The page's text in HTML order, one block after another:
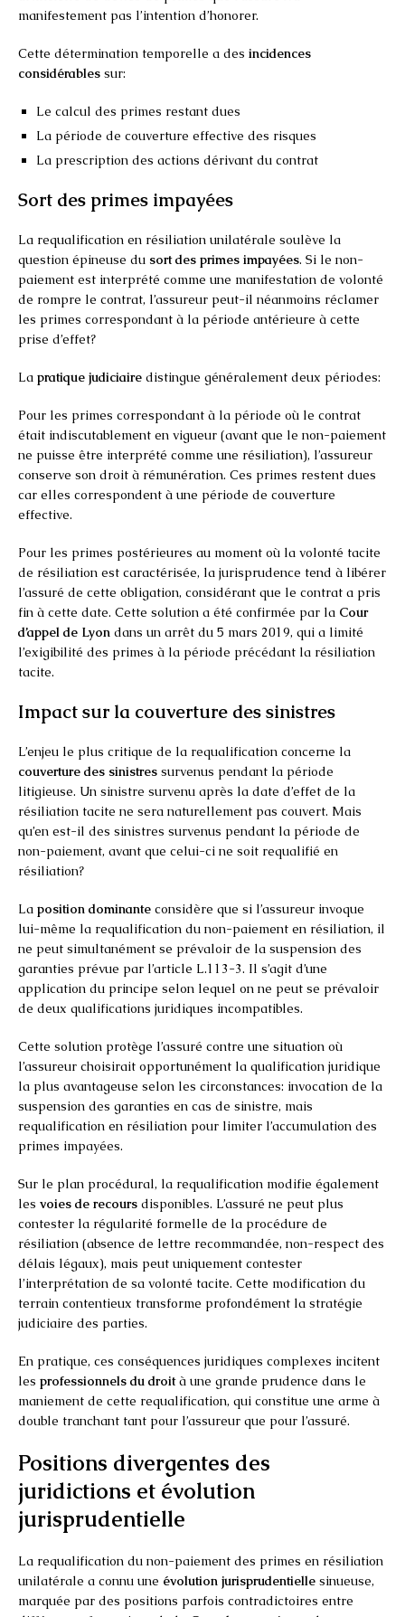
manifestement pas l’intention d’honorer.
Cette détermination temporelle a des incidences
considérables sur:
Le calcul des primes restant dues
La période de couverture effective des risques
La prescription des actions dérivant du contrat
Sort des primes impayées
La requalification en résiliation unilatérale soulève la
question épineuse du sort des primes impayées. Si le non-
paiement est interprété comme une manifestation de volonté
de rompre le contrat, l’assureur peut-il néanmoins réclamer
les primes correspondant à la période antérieure à cette
prise d’effet?
La pratique judiciaire distingue généralement deux périodes:
Pour les primes correspondant à la période où le contrat
était indiscutablement en vigueur (avant que le non-paiement
ne puisse être interprété comme une résiliation), l’assureur
conserve son droit à rémunération. Ces primes restent dues
car elles correspondent à une période de couverture
effective.
Pour les primes postérieures au moment où la volonté tacite
de résiliation est caractérisée, la jurisprudence tend à libérer
l’assuré de cette obligation, considérant que le contrat a pris
fin à cette date. Cette solution a été confirmée par la Cour
d’appel de Lyon dans un arrêt du 5 mars 2019, qui a limité
l’exigibilité des primes à la période précédant la résiliation
tacite.
Impact sur la couverture des sinistres
L’enjeu le plus critique de la requalification concerne la
couverture des sinistres survenus pendant la période
litigieuse. Un sinistre survenu après la date d’effet de la
résiliation tacite ne sera naturellement pas couvert. Mais
qu’en est-il des sinistres survenus pendant la période de
non-paiement, avant que celui-ci ne soit requalifié en
résiliation?
La position dominante considère que si l’assureur invoque
lui-même la requalification du non-paiement en résiliation, il
ne peut simultanément se prévaloir de la suspension des
garanties prévue par l’article L.113-3. Il s’agit d’une
application du principe selon lequel on ne peut se prévaloir
de deux qualifications juridiques incompatibles.
Cette solution protège l’assuré contre une situation où
l’assureur choisirait opportunément la qualification juridique
la plus avantageuse selon les circonstances: invocation de la
suspension des garanties en cas de sinistre, mais
requalification en résiliation pour limiter l’accumulation des
primes impayées.
Sur le plan procédural, la requalification modifie également
les voies de recours disponibles. L’assuré ne peut plus
contester la régularité formelle de la procédure de
résiliation (absence de lettre recommandée, non-respect des
délais légaux), mais peut uniquement contester
l’interprétation de sa volonté tacite. Cette modification du
terrain contentieux transforme profondément la stratégie
judiciaire des parties.
En pratique, ces conséquences juridiques complexes incitent
les professionnels du droità une grande prudence dans le
maniement de cette requalification, qui constitue une arme à
double tranchant tant pour l’assureur que pour l’assuré.
Positions divergentes des
juridictions et évolution
jurisprudentielle
La requalification du non-paiement des primes en résiliation
unilatérale a connu une évolution jurisprudentielle sinueuse,
marquée par des positions parfois contradictoires entre